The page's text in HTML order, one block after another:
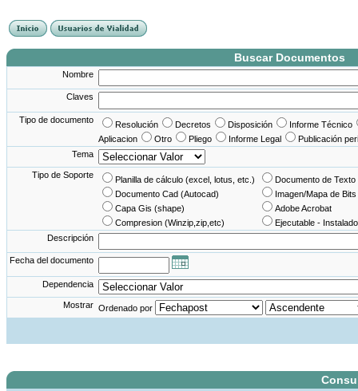
Buscar Documentos
Nombre
Claves
Tipo de documento Resolución Decretos Disposición
Informe Técnico
Aplicacion
Otro Pliego Informe Legal
Publicación
Tema
Tipo de Soporte Planilla de cálculo (excel, lotus, etc.)
Documento de
Documento Cad (Autocad)
Imagen/Mapa de Bits
Capa Gis (shape)
Adobe Acrobat
Compresion (Winzip,zip,etc)
Ejecutable -
Descripción
Fecha del documento
Dependencia
Mostrar Ordenado por